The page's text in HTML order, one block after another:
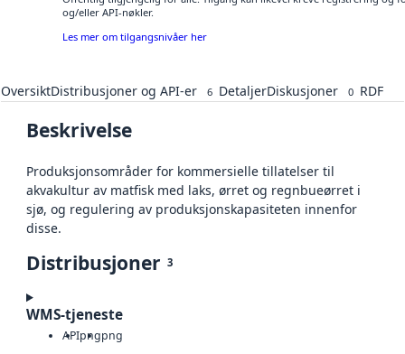
og/eller API-nøkler.
Les mer om tilgangsnivåer her
OversiktDistribusjoner og API-er 6 DetaljerDiskusjoner 0 RDF
Beskrivelse
Produksjonsområder for kommersielle tillatelser til
akvakultur av matfisk med laks, ørret og regnbueørret i
sjø, og regulering av produksjonskapasiteten innenfor
disse.
Distribusjoner 3
WMS-tjeneste
APIpngpng